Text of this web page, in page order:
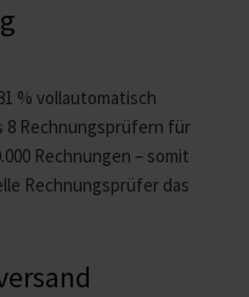
% vollautomatisch
8 Rechnungsprüfern für
Rechnungen – somit
Rechnungsprüfer das